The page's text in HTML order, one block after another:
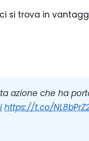
si trova in
azione che ha
https://t.co/